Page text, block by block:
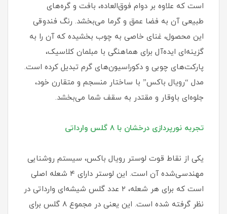
است که علاوه بر دوام فوق‌العاده، بافت و گره‌های
طبیعی آن به فضا عمق و گرما می‌بخشد. رنگ فندوقی
این محصول، غنای خاصی به چوب بخشیده که آن را به
گزینه‌ای ایده‌آل برای هماهنگی با مبلمان کلاسیک،
پارکت‌های چوبی و دکوراسیون‌های گرم تبدیل کرده است.
مدل “رویال باکس” با ساختار منسجم و متقارن خود،
جلوه‌ای باوقار و مقتدر به سقف شما می‌بخشد.
تجربه نورپردازی درخشان با ۸ گلس وارداتی
یکی از نقاط قوت لوستر رویال باکس، سیستم روشنایی
مهندسی‌شده آن است. این لوستر دارای ۴ شعله اصلی
است که برای هر شعله، ۲ عدد گلس شیشه‌ای وارداتی در
نظر گرفته شده است. این یعنی در مجموع ۸ گلس برای